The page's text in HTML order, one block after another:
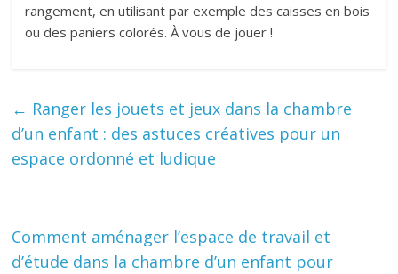
rangement, en utilisant par exemple des caisses en bois
ou des paniers colorés. À vous de jouer !
← Ranger les jouets et jeux dans la chambre
d’un enfant : des astuces créatives pour un
espace ordonné et ludique
Comment aménager l’espace de travail et
d’étude dans la chambre d’un enfant pour